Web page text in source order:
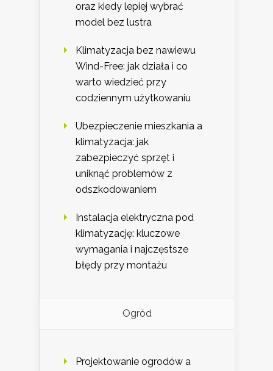
oraz kiedy lepiej wybrać
model bez lustra
Klimatyzacja bez nawiewu
Wind-Free: jak działa i co
warto wiedzieć przy
codziennym użytkowaniu
Ubezpieczenie mieszkania a
klimatyzacja: jak
zabezpieczyć sprzęt i
uniknąć problemów z
odszkodowaniem
Instalacja elektryczna pod
klimatyzację: kluczowe
wymagania i najczęstsze
błędy przy montażu
Ogród
Projektowanie ogrodów a